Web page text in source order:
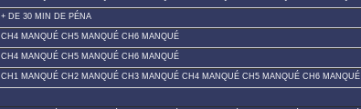
+ DE 30 MIN DE PÉNA
CH4 MANQUÉ CH5 MANQUÉ CH6 MANQUÉ
CH4 MANQUÉ CH5 MANQUÉ CH6 MANQUÉ
CH1 MANQUÉ CH2 MANQUÉ CH3 MANQUÉ CH4 MANQUÉ CH5 MANQUÉ CH6 MANQUÉ